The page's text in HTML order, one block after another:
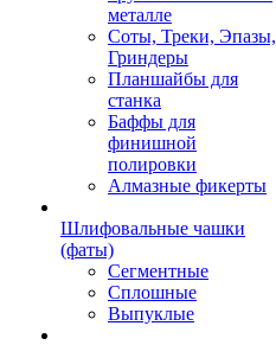
металле
Соты, Треки, Эпазы,
Гриндеры
Планшайбы для
станка
Баффы для
финишной
полировки
Алмазные фикерты
Шлифовальные чашки
(фаты)
Сегментные
Сплошные
Выпуклые